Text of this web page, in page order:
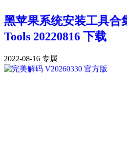
黑苹果系统安装工具合
Tools 20220816 下载
2022-08-16 专属